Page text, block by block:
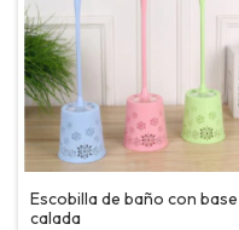
Escobilla de baño con base
calada